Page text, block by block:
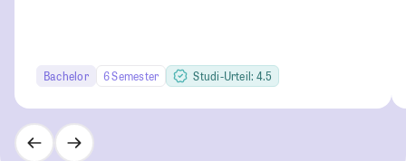
Bachelor 6 Semester Studi-Urteil: 4.5